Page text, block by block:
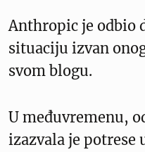
Anthropic je odbio
situaciju izvan
svom blogu.
U međuvremenu,
izazvala je